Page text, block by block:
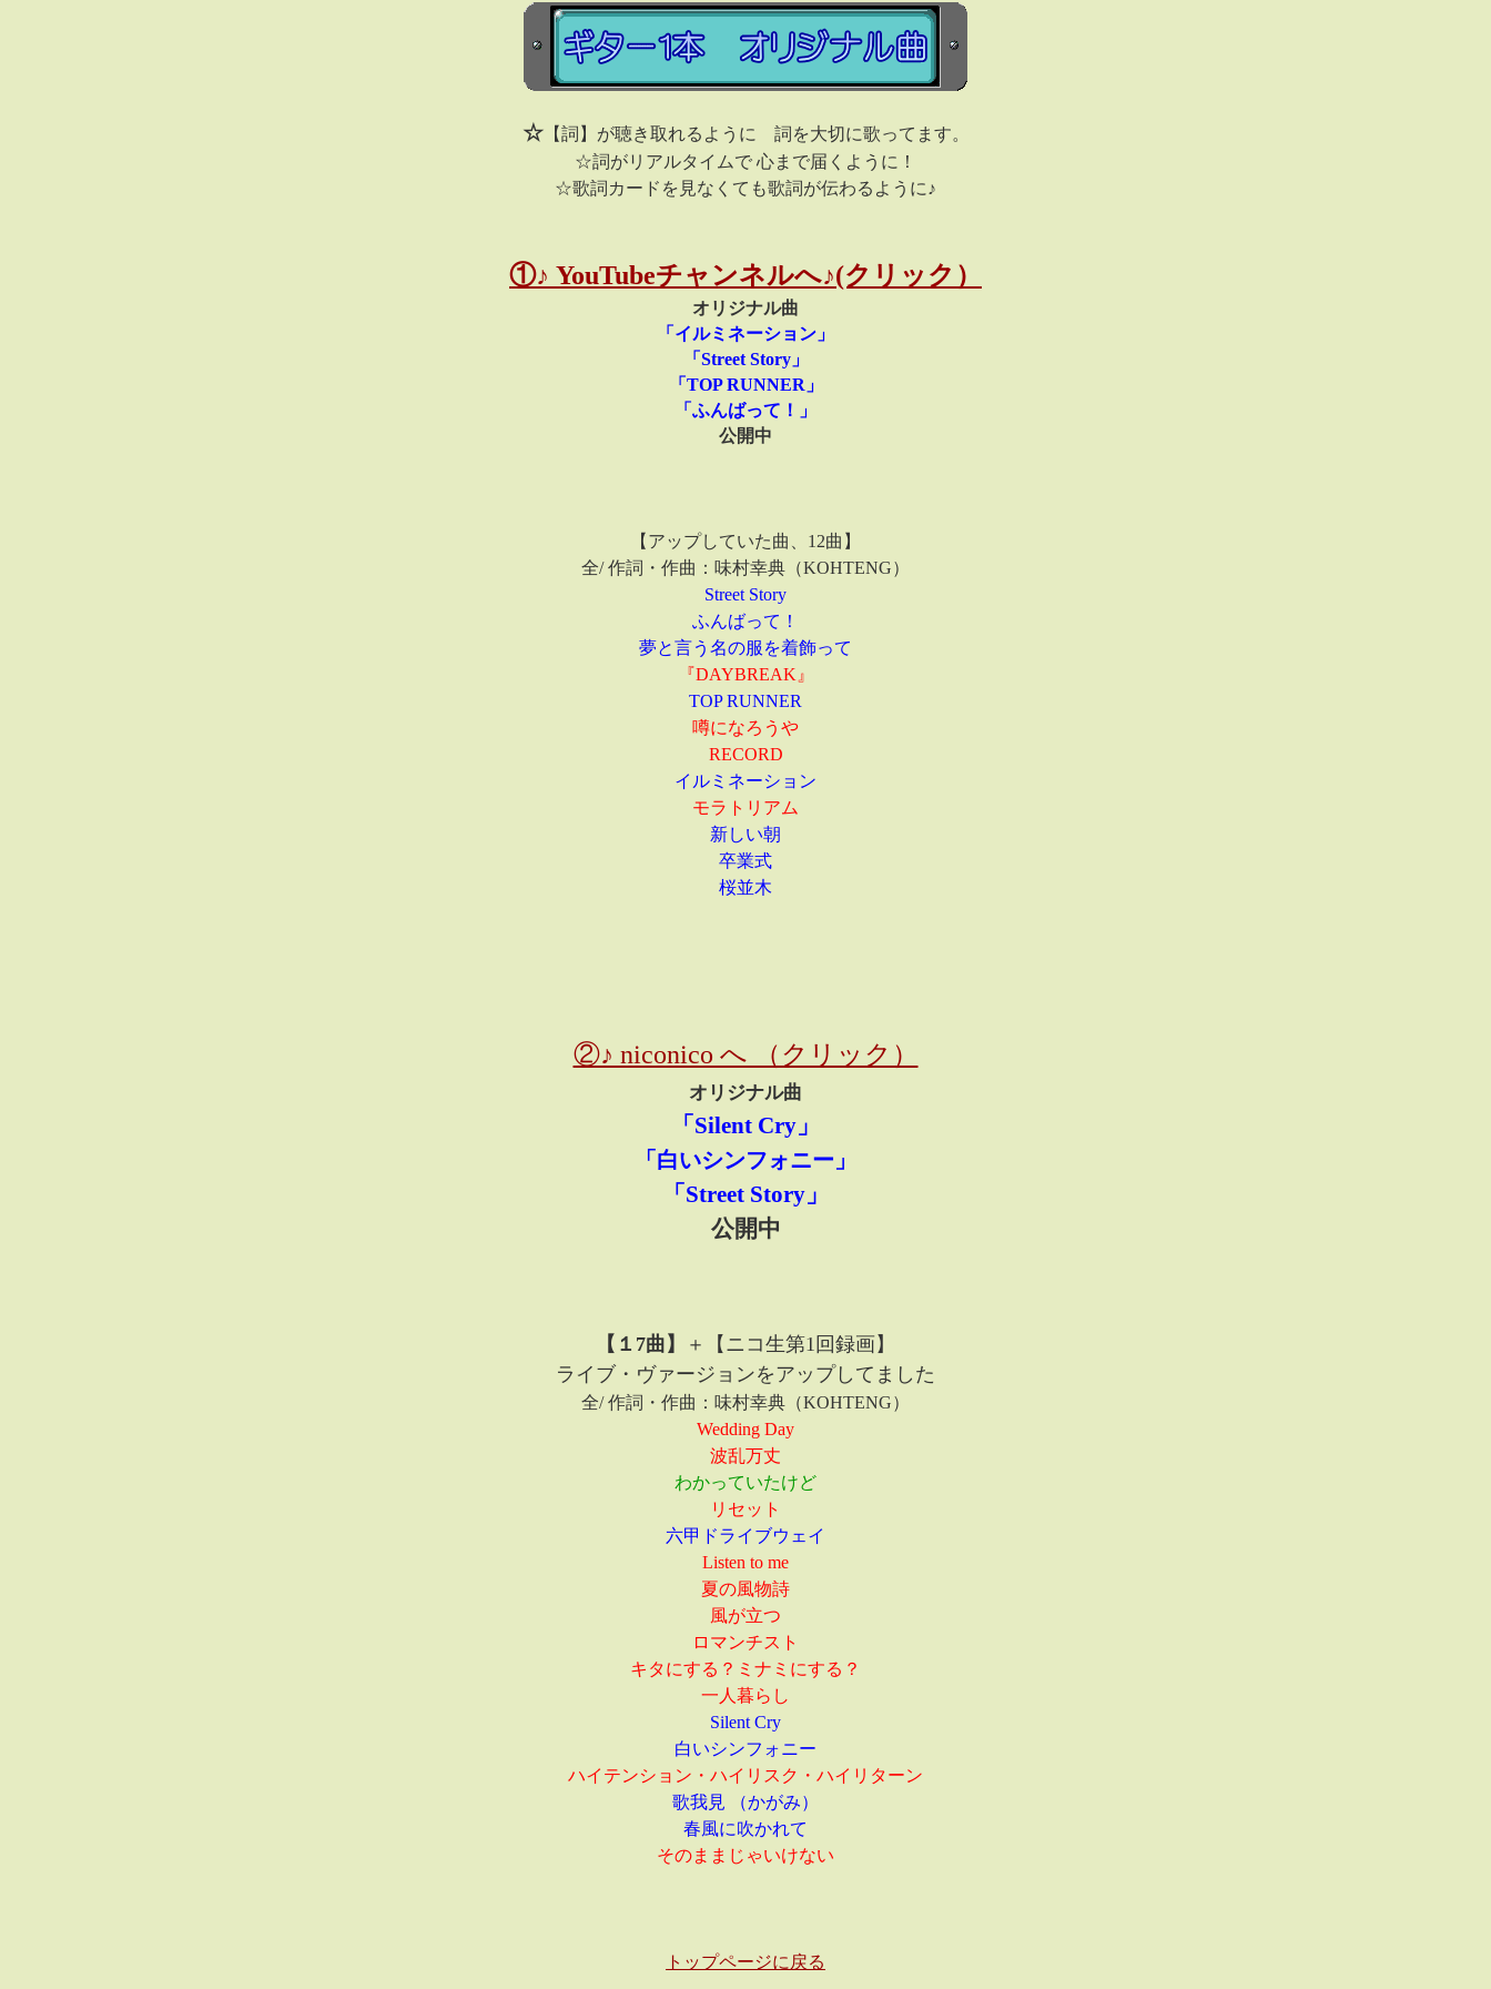
☆【詞】が聴き取れるように 詞を大切に歌ってます。
☆詞がリアルタイムで 心まで届くように！
☆歌詞カードを見なくても歌詞が伝わるように♪
①♪ YouTubeチャンネルへ♪(クリック）
オリジナル曲
「イルミネーション」
「Street Story」
「TOP RUNNER」
「ふんばって！」
公開中
【アップしていた曲、12曲】
全/ 作詞・作曲：味村幸典（KOHTENG）
Street Story
ふんばって！
夢と言う名の服を着飾って
『DAYBREAK』
TOP RUNNER
噂になろうや
RECORD
イルミネーション
モラトリアム
新しい朝
卒業式
桜並木
②♪ niconico へ （クリック）
オリジナル曲
「 Silent Cry 」
「白いシンフォニー」
「Street Story」
公開中
【１7曲】 ＋
【ニコ生第1回録画】
ライブ・ヴァージョンをアップしてました
全/ 作詞・作曲：味村幸典（KOHTENG）
Wedding Day
波乱万丈
わかっていたけど
リセット
六甲ドライブウェイ
Listen to me
夏の風物詩
風が立つ
ロマンチスト
キタにする？ミナミにする？
一人暮らし
Silent Cry
白いシンフォニー
ハイテンション・ハイリスク・ハイリターン
歌我見 （かがみ）
春風に吹かれて
そのままじゃいけない
トップページに戻る